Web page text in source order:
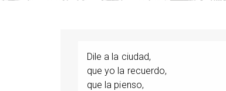
Dile a la ciudad,
que yo la recuerdo,
que la pienso,